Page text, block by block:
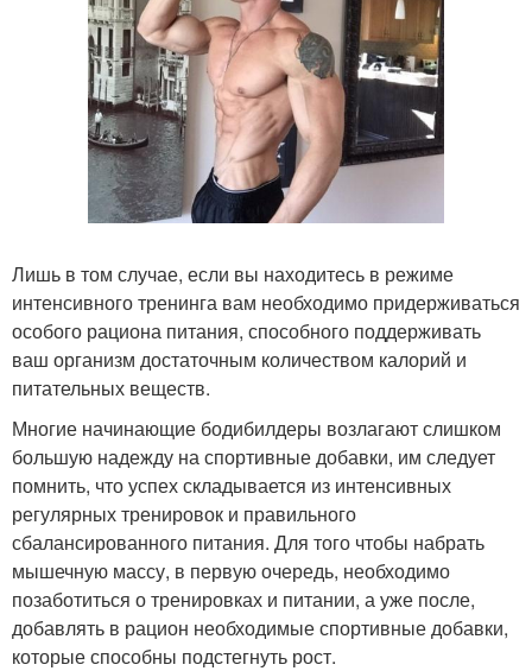
Лишь в том случае, если вы находитесь в режиме
интенсивного тренинга вам необходимо придерживаться
особого рациона питания, способного поддерживать
ваш организм достаточным количеством калорий и
питательных веществ.
Многие начинающие бодибилдеры возлагают слишком
большую надежду на спортивные добавки, им следует
помнить, что успех складывается из интенсивных
регулярных тренировок и правильного
сбалансированного питания. Для того чтобы набрать
мышечную массу, в первую очередь, необходимо
позаботиться о тренировках и питании, а уже после,
добавлять в рацион необходимые спортивные добавки,
которые способны подстегнуть рост.